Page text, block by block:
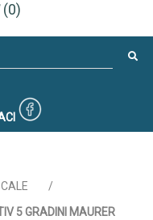
(0)
/
5 GRADINI MAURER